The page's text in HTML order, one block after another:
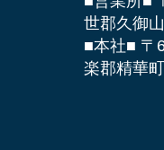
■本社■
楽郡精華
世郡久御